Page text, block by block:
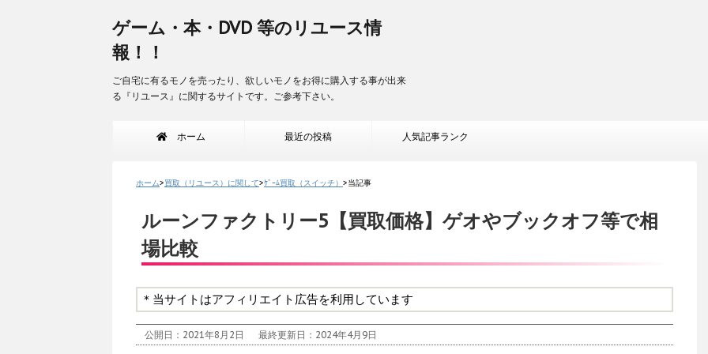
ゲーム・本・DVD 等のリユース情
報！！
ご自宅に有るモノを売ったり、欲しいモノをお得に購入する事が出来
る『リユース』に関するサイトです。ご参考下さい。
ホーム 最近の投稿 人気記事ランク
ホーム>買取（リユース）に関して>ｹﾞｰﾑ買取（スイッチ） >当記事
ルーンファクトリー5【買取価格】ゲオやブックオフ等で相
場比較
＊当サイトはアフィリエイト広告を利用しています
公開日：2021年8月2日 最終更新日：2024年4月9日